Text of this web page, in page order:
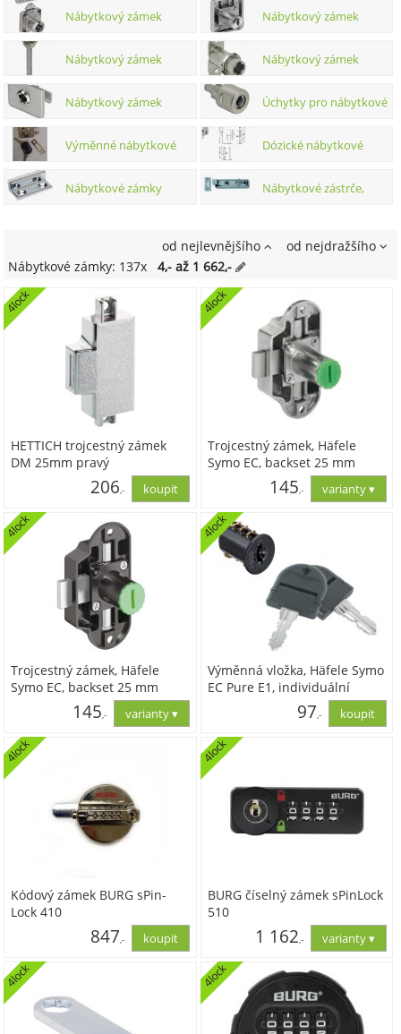
rozvorový kazetový
Nábytkový zámek
roletový
Nábytkový zámek
západkový
Nábytkový zámek
centrální zamykání
Nábytkový zámek
přítlačný
Nábytkový zámek
pákový
Úchytky pro nábytkové
zámky
Výměnné nábytkové
kolíkové systémy. Kolíkové nábytk.
Dózické nábytkové
zámky,
Nábytkové zámky Nábytkové zástrče,
od nejlevnějšího
od nejdražšího
Nábytkové zámky: 137x
4,- až 1 662,-
HETTICH trojcestný zámek
DM 25mm pravý
4lock
206,-
Trojcestný zámek, Häfele
Symo EC, backset 25 mm
4lock
145 ,-
Trojcestný zámek, Häfele
Symo EC, backset 25 mm
4lock
145,-
Výměnná vložka, Häfele Symo
EC Pure E1, individuální
uzávěr, se sklopným klíčem
4lock
97 ,-
Kódový zámek BURG sPin-
Lock 410
4lock
847,-
BURG číselný zámek sPinLock
510
4lock
1 162,-
960,00
4lock 4lock